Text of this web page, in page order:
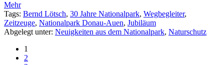
Mehr
Tags: Bernd Lötsch, 30 Jahre Nationalpark, Wegbegleiter,
Zeitzeuge, Nationalpark Donau-Auen, Jubiläum
Abgelegt unter: Neuigkeiten aus dem Nationalpark, Naturschutz
1
2